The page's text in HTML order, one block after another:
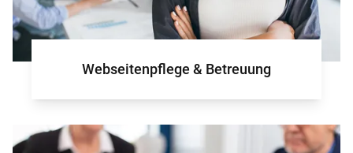
Webseitenpflege & Betreuung